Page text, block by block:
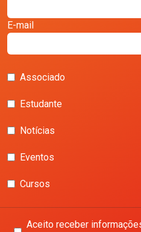
E-mail
Associado
Estudante
Notícias
Eventos
Cursos
Aceito receber